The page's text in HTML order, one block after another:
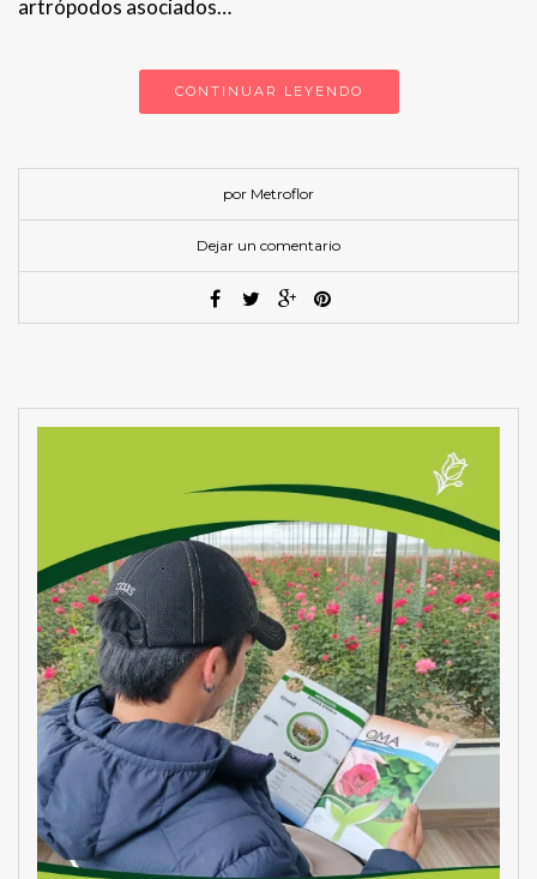
artrópodos asociados…
CONTINUAR LEYENDO
por Metroflor
Dejar un comentario